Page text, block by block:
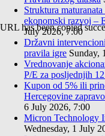
URL has been copied
Struktura
ekonomski razvoj –
July 2026, 7:00
Državni
pravila igre Sunday,
Vrednovanje
P/E za posljednjih
Kupon od 5% ili
Hercegovine
6 July 2026, 7:00
Micron Technology
Wednesday, 1 July